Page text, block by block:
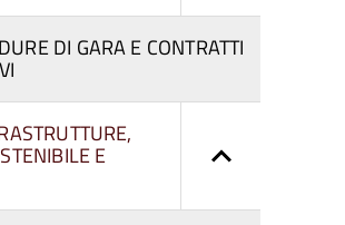
DI GARA E CONTRATTI
E